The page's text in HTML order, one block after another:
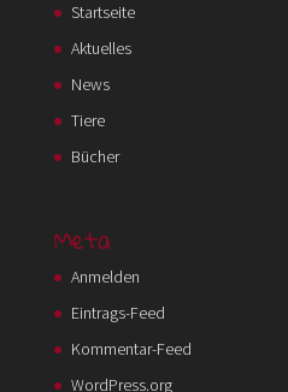
Startseite
Aktuelles
News
Tiere
Bücher
Meta
Anmelden
Eintrags-Feed
Kommentar-Feed
WordPress.org